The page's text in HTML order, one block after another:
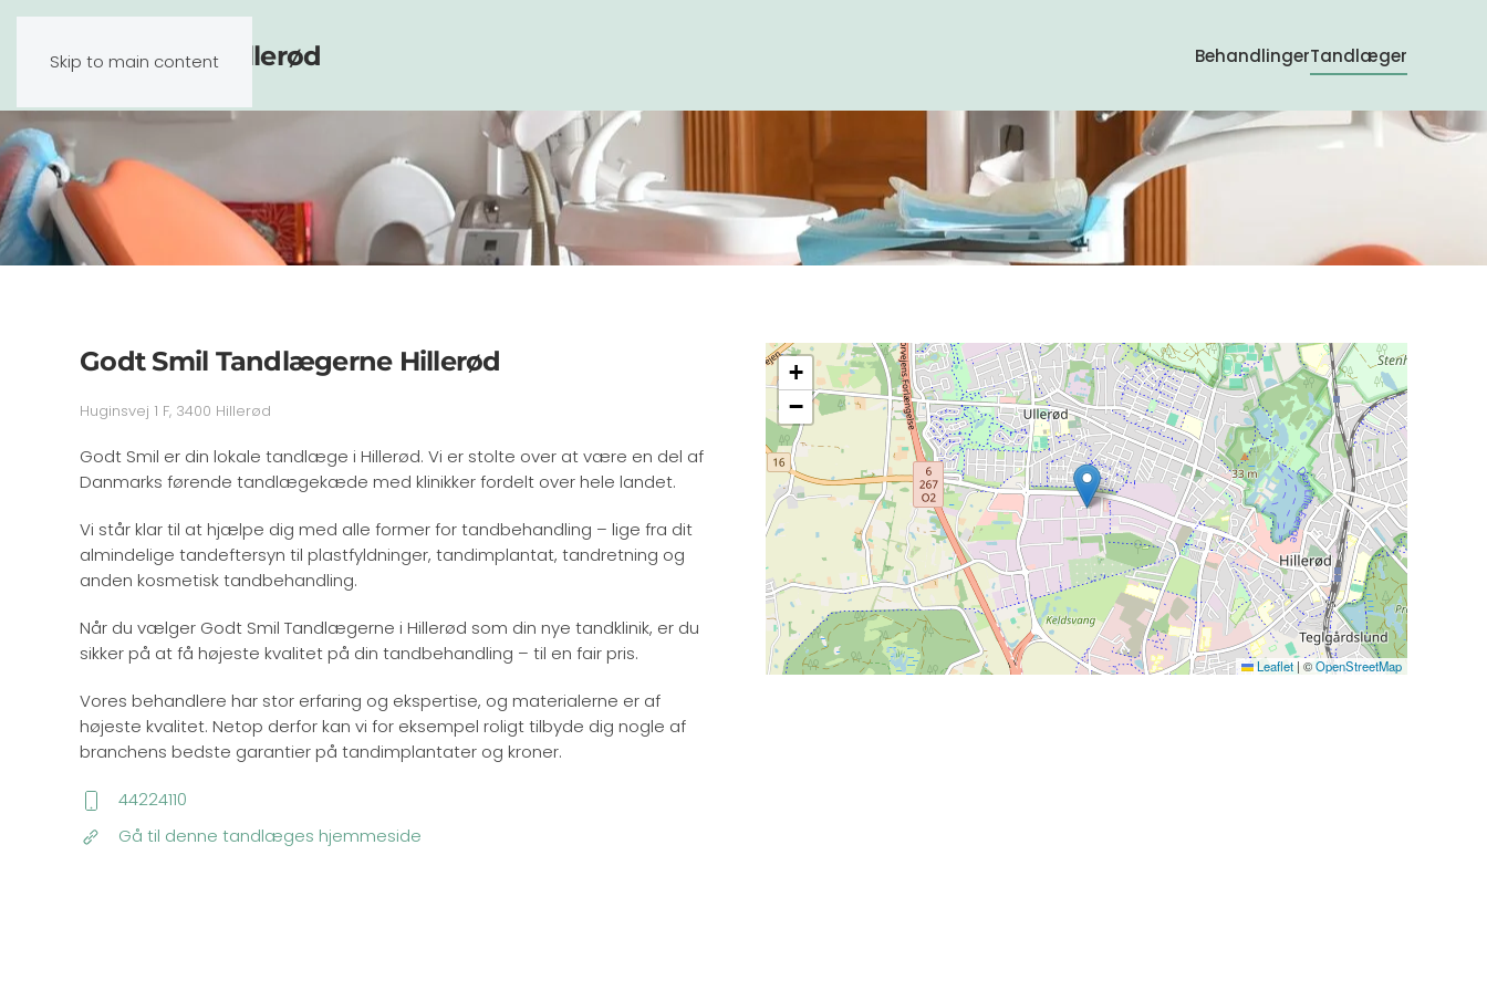
Skip to main content
Tandlæge Hillerød BehandlingerTandlæger
Godt Smil Tandlægerne Hillerød
Huginsvej 1 F, 3400 Hillerød
Godt Smil er din lokale tandlæge i Hillerød. Vi er stolte over at være en del af
Danmarks førende tandlægekæde med klinikker fordelt over hele landet.
Vi står klar til at hjælpe dig med alle former for tandbehandling – lige fra dit
almindelige tandeftersyn til plastfyldninger, tandimplantat, tandretning og
anden kosmetisk tandbehandling.
Når du vælger Godt Smil Tandlægerne i Hillerød som din nye tandklinik, er du
sikker på at få højeste kvalitet på din tandbehandling – til en fair pris.
Vores behandlere har stor erfaring og ekspertise, og materialerne er af
højeste kvalitet. Netop derfor kan vi for eksempel roligt tilbyde dig nogle af
branchens bedste garantier på tandimplantater og kroner.
44224110
Gå til denne tandlæges hjemmeside
+
−
Leaflet | ©OpenStreetMap